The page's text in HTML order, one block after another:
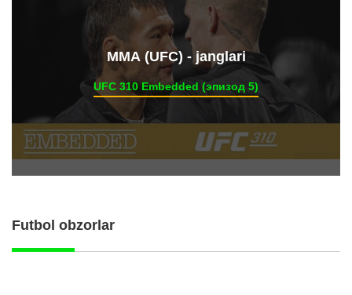
ММА (UFC) - janglari
UFC 310 Embedded (эпизод 5)
Futbol obzorlar